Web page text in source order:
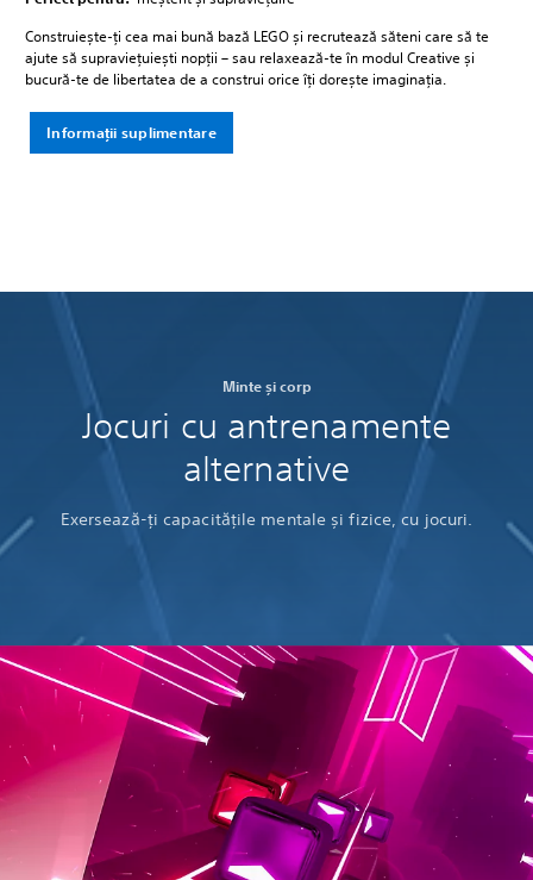
Construiește-ți cea mai bună bază LEGO și recrutează săteni care să te
ajute să supraviețuiești nopții – sau relaxează-te în modul Creative și
bucură-te de libertatea de a construi orice îți dorește imaginația.
Informații suplimentare
Minte și corp
Jocuri cu antrenamente
alternative
Exersează-ți capacitățile mentale și fizice, cu jocuri.